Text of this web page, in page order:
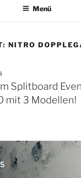
Menü
NITRO
Splitboard
mit 3 Modellen!